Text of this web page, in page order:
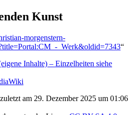
Kunst
morgenstern-
_Werk&oldid=7343“
am 29. Dezember 2025 um 01:06